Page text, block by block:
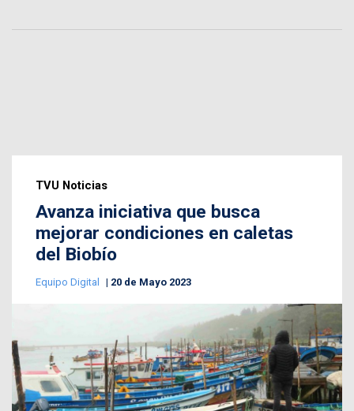
TVU Noticias
Avanza iniciativa que busca
mejorar condiciones en caletas
del Biobío
Equipo Digital 20 de Mayo 2023